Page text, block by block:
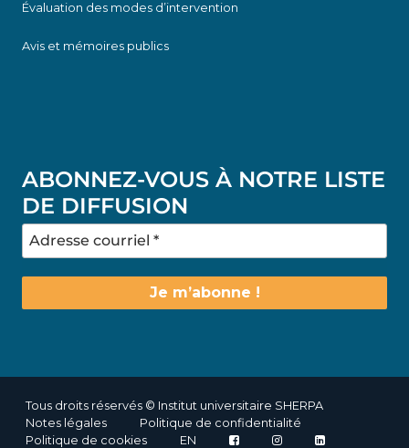
Évaluation des modes d’intervention
Avis et mémoires publics
ABONNEZ-VOUS À NOTRE LISTE
DE DIFFUSION
Tous droits réservés © Institut universitaire SHERPA
Notes légales
Politique de confidentialité
Politique de cookies
EN